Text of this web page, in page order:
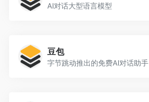
AI对话大型语言模型
豆包
字节跳动推出的免费AI对话助手